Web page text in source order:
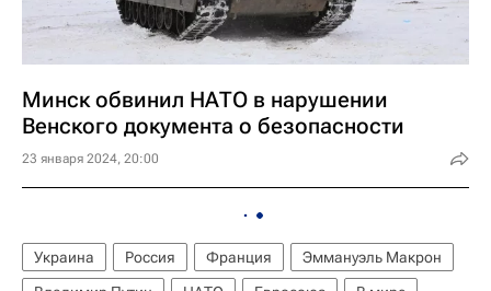
Минск обвинил НАТО в нарушении
Венского документа о безопасности
23 января 2024, 20:00
Украина Россия Франция
Эммануэль Макрон